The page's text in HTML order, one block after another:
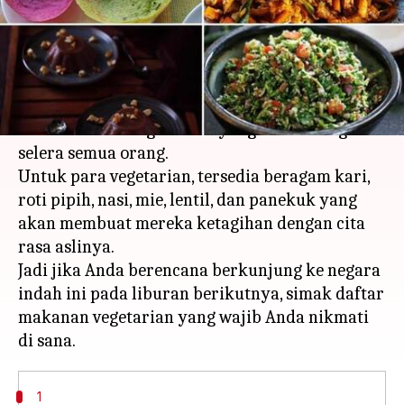
menulis Handoko Oct 06, 2023 11:42 am
Apa ceritanya
Masakan lokal Sri Lanka menawarkan
kombinasi hidangan lezat yang sesuai dengan
selera semua orang.
Untuk para vegetarian, tersedia beragam kari,
roti pipih, nasi, mie, lentil, dan panekuk yang
akan membuat mereka ketagihan dengan cita
rasa aslinya.
Jadi jika Anda berencana berkunjung ke negara
indah ini pada liburan berikutnya, simak daftar
makanan vegetarian yang wajib Anda nikmati
1